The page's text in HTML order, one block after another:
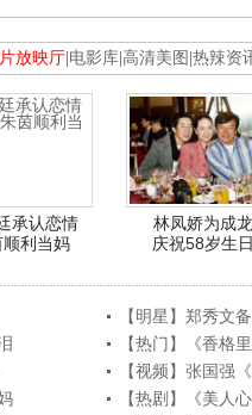
放映厅 电影库 高清美图 热辣资
承认恋情
顺利当妈
林凤娇为成龙
庆祝58岁生
【明星】郑秀文
【热门】《香格
【视频】张国强
【热剧】《美人